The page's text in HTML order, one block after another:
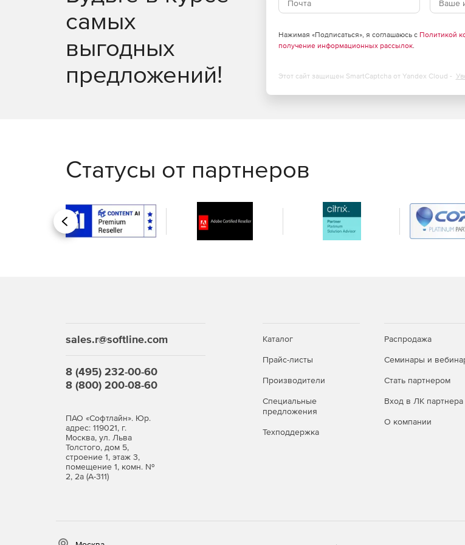
самых
выгодных
предложений!
Нажимая «Подписаться», я соглашаюсь с Политикой
получение информационных рассылок.
Этот сайт защищен SmartCaptcha от Yandex Cloud -
Статусы от партнеров
Назад
sales.r@softline.com
8 (495) 232-00-60
8 (800) 200-08-60
ПАО «Софтлайн». Юр.
адрес: 119021, г.
Москва, ул. Льва
Толстого, дом 5,
строение 1, этаж 3,
помещение 1, комн. №
2, 2а (А-311)
Каталог
Прайс-листы
Производители
Специальные
предложения
Техподдержка
Распродажа
Семинары и
Стать партнером
Вход в ЛК партнера
О компании